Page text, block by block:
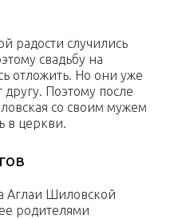
радости случились
свадьбу на
отложить. Но они уже
Поэтому после
со своим мужем
в церкви.
Аглаи Шиловской
родителями